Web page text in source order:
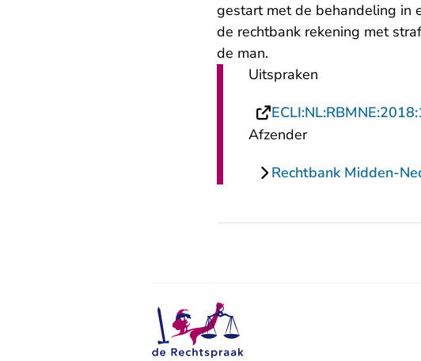
gestart met de behandeling in
de rechtbank rekening met
de man.
Uitspraken
Afzender
Rechtbank Midden-